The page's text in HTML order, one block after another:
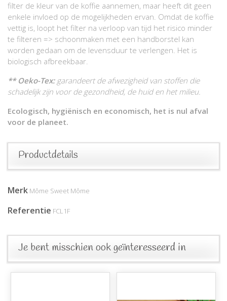
filter de kleur van de koffie aannemen, maar heeft dit geen
enkele invloed op de mogelijkheden ervan. Omdat de koffie
vettig is, loopt het filter na verloop van tijd het risico minder
te filteren => schoonmaken met een handborstel kan
worden gedaan om de levensduur te verlengen. Het is
biologisch afbreekbaar.
** Oeko-Tex:garandeert de afwezigheid van stoffen die
schadelijk zijn voor de gezondheid, de huid en het milieu.
Ecologisch, hygiënisch en economisch, het is nul afval
voor de planeet.
Productdetails
Merk Môme Sweet Môme
Referentie FCL1F
Je bent misschien ook geïnteresseerd in